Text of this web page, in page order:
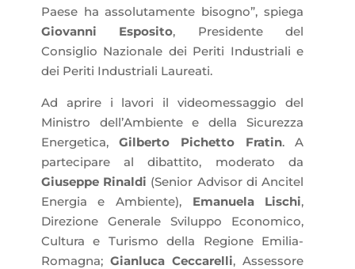
Paese ha assolutamente bisogno”, spiega
Giovanni Esposito, Presidente del
Consiglio Nazionale dei Periti Industriali e
dei Periti Industriali Laureati.
Ad aprire i lavori il videomessaggio del
Ministro dell’Ambiente e della Sicurezza
Energetica,Gilberto Pichetto Fratin. A
partecipare al dibattito, moderato da
Giuseppe Rinaldi (Senior Advisor di Ancitel
Energia e Ambiente), Emanuela Lischi,
Direzione Generale Sviluppo Economico,
Cultura e Turismo della Regione Emilia-
Romagna; Gianluca Ceccarelli, Assessore